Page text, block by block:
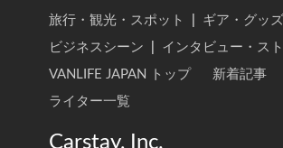
旅行・観光・スポット
ギア・グッズ
ビジネスシーン
インタビュー・ス
VANLIFE JAPAN トップ
新着記事
ライター一覧
Carstay, Inc.